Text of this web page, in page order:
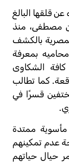
قلقها البالغ
مصطفى، منذ
المصرية بالكشف
بمعرفة
الشكاوى
كما تطالب
قسرًا في
ممتدة
عدم تمكينهم
حيال حياتهم